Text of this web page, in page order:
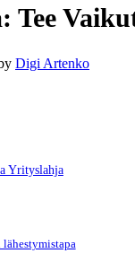
Tee
Digi Artenko
Yrityslahja